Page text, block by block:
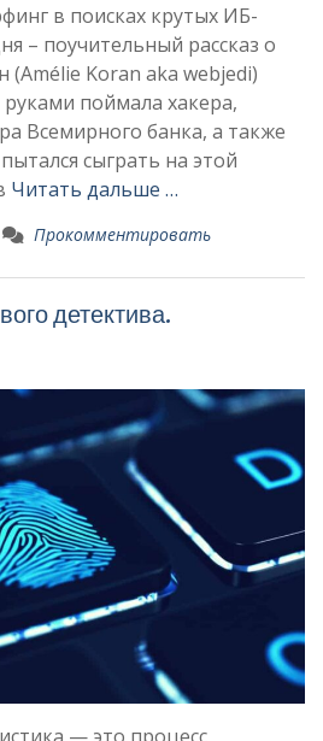
в поисках крутых ИБ-
– поучительный рассказ о
(Amélie Koran aka webjedi)
поймала хакера,
Всемирного банка, а также
сыграть на этой
Читать дальше …
Прокомментировать
детектива.